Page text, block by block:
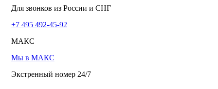
Для звонков из России и СНГ
+7 495 492-45-92
МАКС
Мы в МАКС
Экстренный номер 24/7